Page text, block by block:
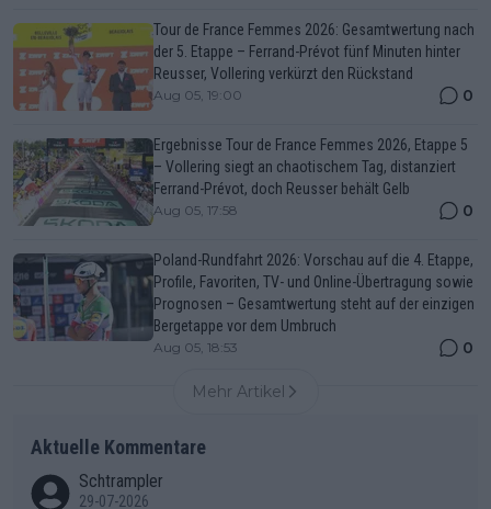
Tour de France Femmes 2026: Gesamtwertung nach
der 5. Etappe – Ferrand-Prévot fünf Minuten hinter
Reusser, Vollering verkürzt den Rückstand
Aug 05, 19:00 0
Ergebnisse Tour de France Femmes 2026, Etappe 5
– Vollering siegt an chaotischem Tag, distanziert
Ferrand-Prévot, doch Reusser behält Gelb
Aug 05, 17:58 0
Poland-Rundfahrt 2026: Vorschau auf die 4. Etappe,
Profile, Favoriten, TV- und Online-Übertragung sowie
Prognosen – Gesamtwertung steht auf der einzigen
Bergetappe vor dem Umbruch
Aug 05, 18:53 0
Mehr Artikel
Aktuelle Kommentare
Schtrampler
29-07-2026